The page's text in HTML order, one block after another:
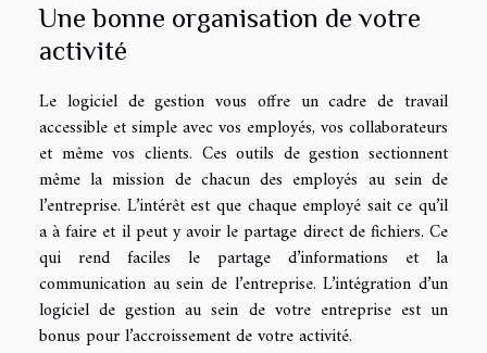
Une bonne organisation de votre
activité
Le logiciel de gestion vous offre un cadre de travail
accessible et simple avec vos employés, vos collaborateurs
et même vos clients. Ces outils de gestion sectionnent
même la mission de chacun des employés au sein de
l’entreprise. L’intérêt est que chaque employé sait ce qu’il
a à faire et il peut y avoir le partage direct de fichiers. Ce
qui rend faciles le partage d’informations et la
communication au sein de l’entreprise. L’intégration d’un
logiciel de gestion au sein de votre entreprise est un
bonus pour l’accroissement de votre activité.